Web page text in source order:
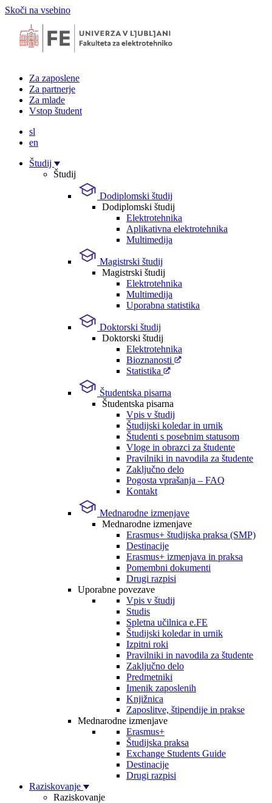
Skoči na vsebino
Za zaposlene
Za partnerje
Za mlade
Vstop študent
sl
en
Študij
Študij
Dodiplomski študij
Dodiplomski študij
Elektrotehnika
Aplikativna elektrotehnika
Multimedija
Magistrski študij
Magistrski študij
Elektrotehnika
Multimedija
Uporabna statistika
Doktorski študij
Doktorski študij
Elektrotehnika
Bioznanosti
Statistika
Študentska pisarna
Študentska pisarna
Vpis v študij
Študijski koledar in urnik
Študenti s posebnim statusom
Vloge in obrazci za študente
Pravilniki in navodila za študente
Zaključno delo
Pogosta vprašanja – FAQ
Kontakt
Mednarodne izmenjave
Mednarodne izmenjave
Erasmus+ študijska praksa (SMP)
Destinacije
Erasmus+ izmenjava in praksa
Pomembni dokumenti
Drugi razpisi
Uporabne povezave
Vpis v študij
Studis
Spletna učilnica e.FE
Študijski koledar in urnik
Izpitni roki
Pravilniki in navodila za študente
Zaključno delo
Predmetniki
Imenik zaposlenih
Knjižnica
Zaposlitve, štipendije in prakse
Mednarodne izmenjave
Erasmus+
Študijska praksa
Exchange Students Guide
Destinacije
Drugi razpisi
Raziskovanje
Raziskovanje